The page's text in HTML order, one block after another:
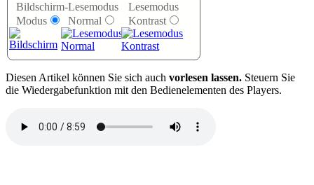
Bildschirm-
Modus
Lesemodus
Normal
Lesemodus
Kontrast
Diesen Artikel können Sie sich auch vorlesen lassen. Steuern Sie
die Wiedergabefunktion mit den Bedienelementen des Players.